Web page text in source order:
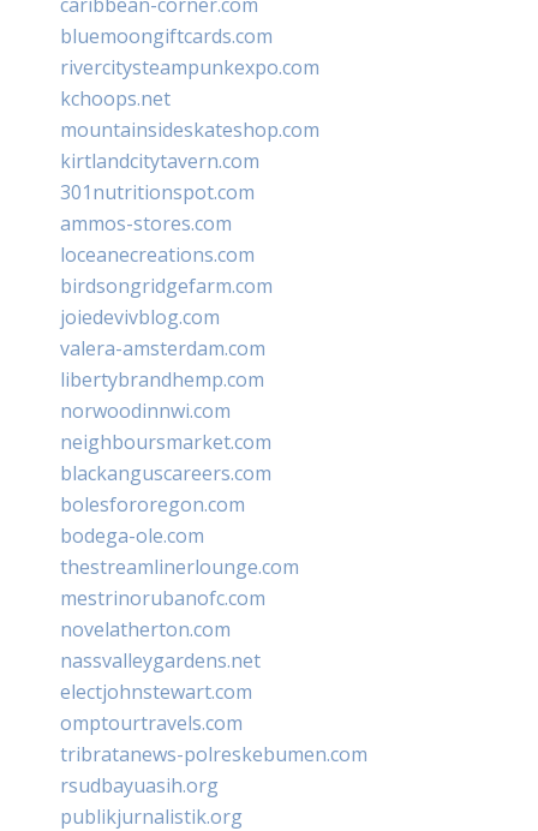
bluemoongiftcards.com
rivercitysteampunkexpo.com
kchoops.net
mountainsideskateshop.com
kirtlandcitytavern.com
301nutritionspot.com
ammos-stores.com
loceanecreations.com
birdsongridgefarm.com
joiedevivblog.com
valera-amsterdam.com
libertybrandhemp.com
norwoodinnwi.com
neighboursmarket.com
blackanguscareers.com
bolesfororegon.com
bodega-ole.com
thestreamlinerlounge.com
mestrinorubanofc.com
novelatherton.com
nassvalleygardens.net
electjohnstewart.com
omptourtravels.com
tribratanews-polreskebumen.com
rsudbayuasih.org
publikjurnalistik.org